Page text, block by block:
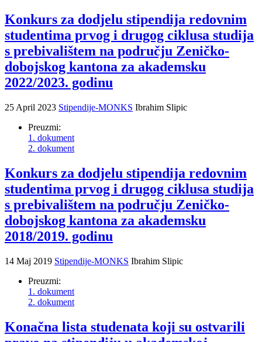
Konkurs za dodjelu stipendija redovnim
studentima prvog i drugog ciklusa studija
s prebivalištem na području Zeničko-
dobojskog kantona za akademsku
2022/2023. godinu
25 April 2023 Stipendije-MONKS Ibrahim Slipic
Preuzmi:
1. dokument
2. dokument
Konkurs za dodjelu stipendija redovnim
studentima prvog i drugog ciklusa studija
s prebivalištem na području Zeničko-
dobojskog kantona za akademsku
2018/2019. godinu
14 Maj 2019 Stipendije-MONKS Ibrahim Slipic
Preuzmi:
1. dokument
2. dokument
Konačna lista studenata koji su ostvarili